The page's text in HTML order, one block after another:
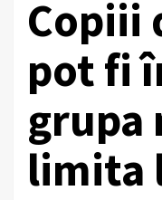
Copiii
pot fi
grupa
limita